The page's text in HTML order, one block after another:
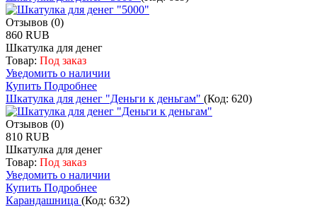
Отзывов (0)
860 RUB
Шкатулка для денег
Товар: Под заказ
Уведомить о наличии
Купить Подробнее
Шкатулка для денег "Деньги к деньгам" (Код: 620)
Отзывов (0)
810 RUB
Шкатулка для денег
Товар: Под заказ
Уведомить о наличии
Купить Подробнее
Карандашница (Код: 632)